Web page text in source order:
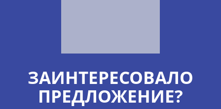
ЗАИНТЕРЕСОВАЛО
ПРЕДЛОЖЕНИЕ?